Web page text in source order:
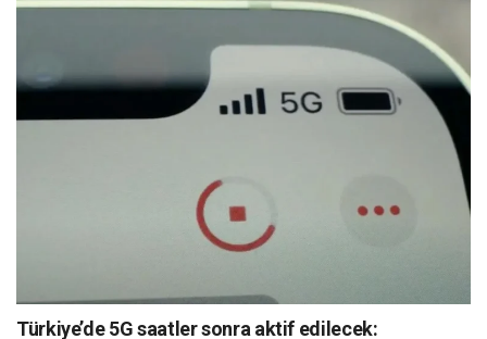
Türkiye’de 5G saatler sonra aktif edilecek: